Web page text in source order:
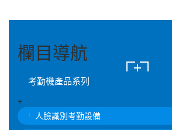
欄目導航
考勤機產品系列
+
人臉識別考勤設備